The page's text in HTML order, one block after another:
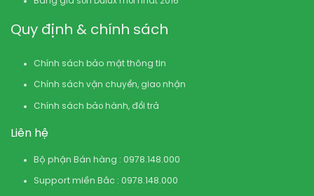
Quy định & chính sách
Chính sách bảo mật thông tin
Chính sách vận chuyển, giao nhận
Chính sách bảo hành, đổi trả
Liên hệ
Bộ phận Bán hàng : 0978.148.000
Support miền Bắc : 0978.148.000